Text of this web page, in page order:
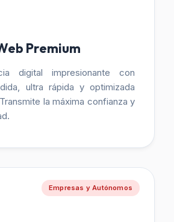
Premium
digital impresionante con
ultra rápida y optimizada
la máxima confianza y
Empresas y Autónomos